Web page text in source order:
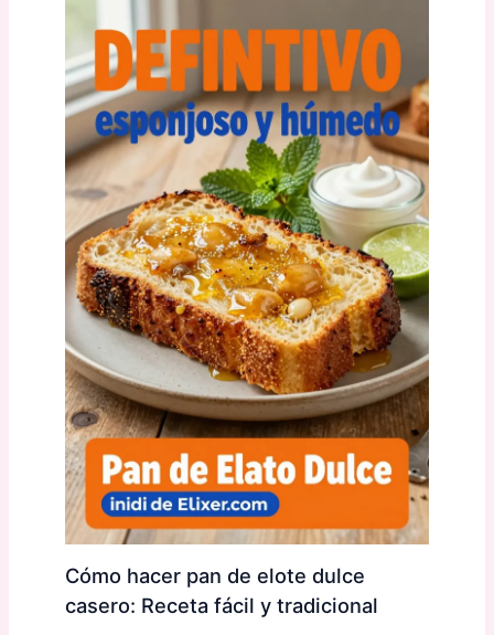
Cómo hacer pan de elote dulce
casero: Receta fácil y tradicional